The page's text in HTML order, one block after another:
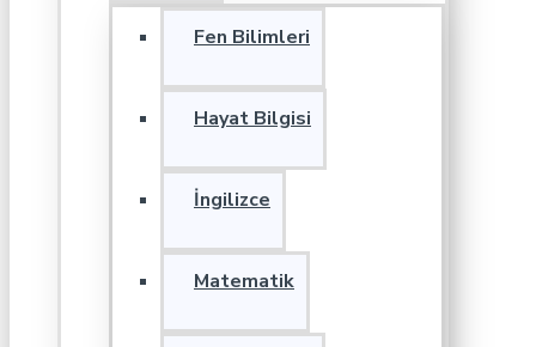
Fen Bilimleri
Hayat Bilgisi
İngilizce
Matematik